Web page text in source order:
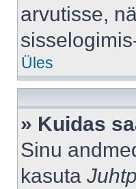
arvutisse,
Üles
» Kuidas
Sinu
kasuta